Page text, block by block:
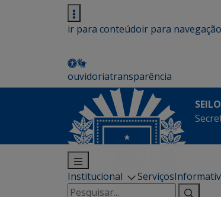
ir para conteúdoir para navegação
ouvidoriatransparência
Institucional Serviços
Pesquisar